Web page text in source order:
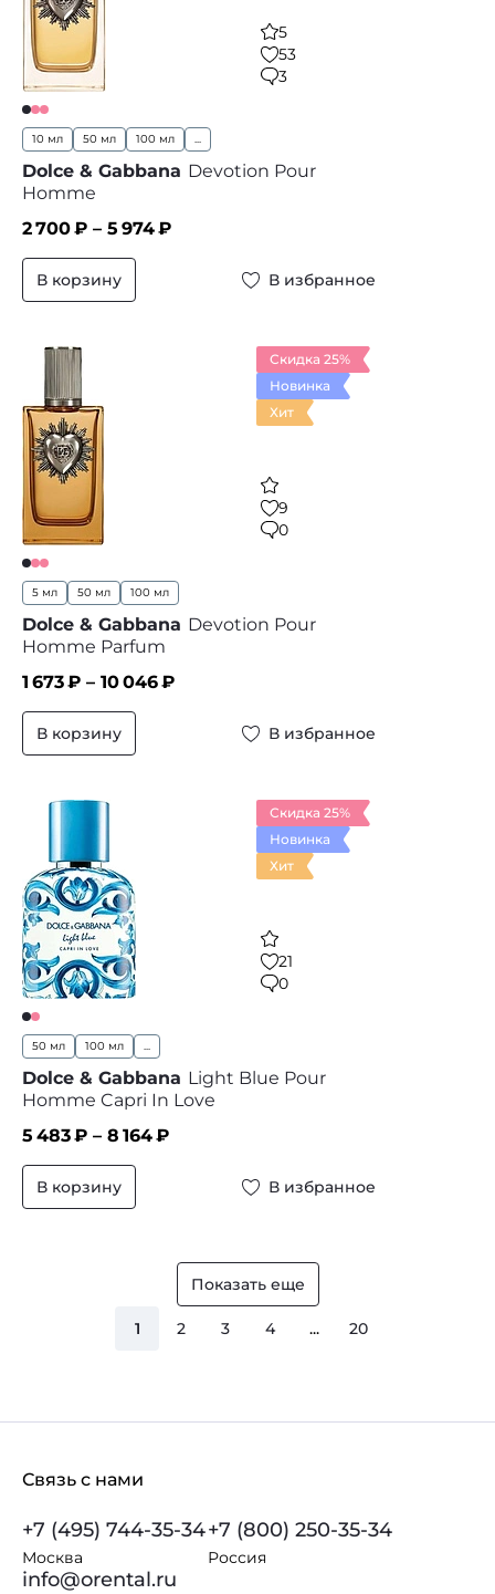
5
53
3
10 мл 50 мл 100 мл ...
Dolce & Gabbana Devotion Pour
Homme
2 700₽ – 5 974₽
В корзину В избранное
Скидка 25%
Новинка
Хит
9
0
5 мл 50 мл 100 мл
Dolce & Gabbana Devotion Pour
Homme Parfum
1 673₽ – 10 046₽
В корзину В избранное
Скидка 25%
Новинка
Хит
21
0
50 мл 100 мл ...
Dolce & Gabbana Light Blue Pour
Homme Capri In Love
5 483₽ – 8 164₽
В корзину В избранное
Показать еще
1 2 3 4 ... 20
Связь с нами
+7 (495) 744-35-34
Москва
+7 (800) 250-35-34
Россия
info@orental.ru